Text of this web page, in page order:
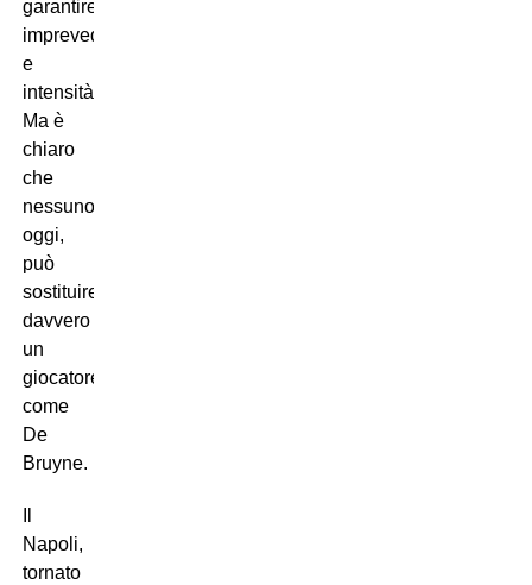
garantire
imprevedibilità
e
intensità.
Ma è
chiaro
che
nessuno,
oggi,
può
sostituire
davvero
un
giocatore
come
De
Bruyne.
Napoli,
tornato